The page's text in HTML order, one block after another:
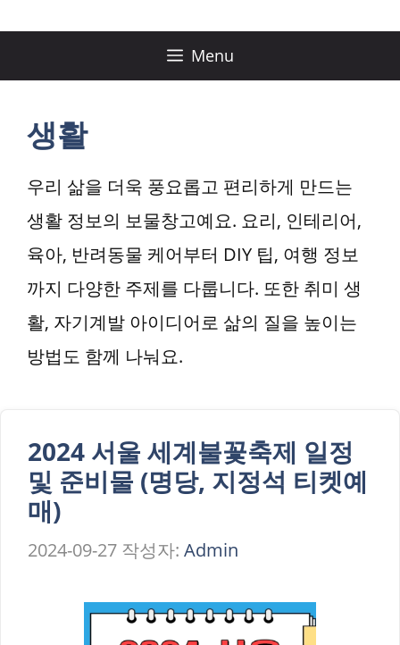
츠
Menu
생활
우리 삶을 더욱 풍요롭고 편리하게 만드는
생활 정보의 보물창고예요. 요리, 인테리어,
육아, 반려동물 케어부터 DIY 팁, 여행 정보
까지 다양한 주제를 다룹니다. 또한 취미 생
활, 자기계발 아이디어로 삶의 질을 높이는
방법도 함께 나눠요.
2024 서울 세계불꽃축제 일정
및 준비물 (명당, 지정석 티켓예
매)
2024-09-27 작성자: Admin